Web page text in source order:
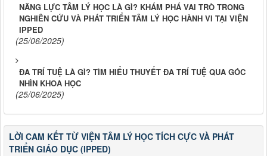
NĂNG LỰC TÂM LÝ HỌC LÀ GÌ? KHÁM PHÁ VAI TRÒ TRONG
NGHIÊN CỨU VÀ PHÁT TRIỂN TÂM LÝ HỌC HÀNH VI TẠI VIỆN
IPPED
(25/06/2025)
ĐA TRÍ TUỆ LÀ GÌ? TÌM HIỂU THUYẾT ĐA TRÍ TUỆ QUA GÓC
NHÌN KHOA HỌC
(25/06/2025)
LỜI CAM KẾT TỪ VIỆN TÂM LÝ HỌC TÍCH CỰC VÀ PHÁT
TRIỂN GIÁO DỤC (IPPED)